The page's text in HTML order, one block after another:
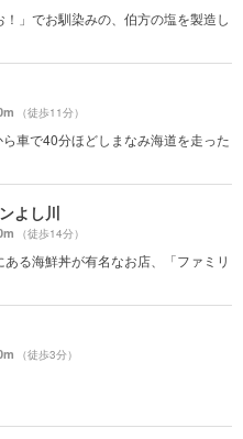
！」でお馴染みの、伯方の塩を製造し
（徒歩11分）
車で40分ほどしまなみ海道を走った
よし川
（徒歩14分）
る海鮮丼が有名なお店、「ファミリ
（徒歩3分）